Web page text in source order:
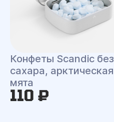
Конфеты Scandic без
сахара, арктическая
мята
110 ₽